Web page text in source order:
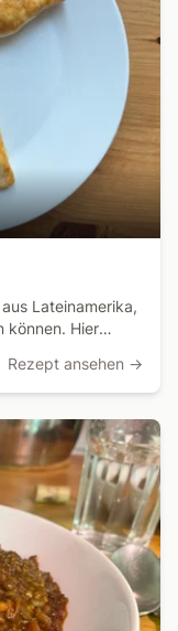
Lateinamerika,
können. Hier
Käse.
Rezept ansehen →